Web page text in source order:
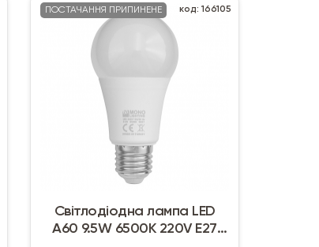
ПОСТАЧАННЯ ПРИПИНЕНЕ код: 166105
Світлодіодна лампа LED
A60 9.5W 6500K 220V E27